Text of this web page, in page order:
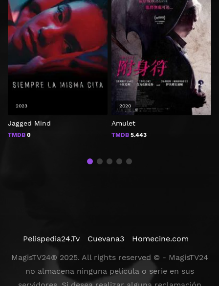
Jagged Mind
TMDB 0
2023
Amulet
TMDB 5.443
2020
Pelispedia24.Tv Cuevana3
Homecine.com
MagisTV24® 2025. All rights reserved © - MagisTV24
no almacena ninguna película o serie en sus